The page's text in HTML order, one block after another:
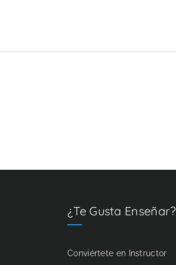
¿Te Gusta Enseñar?
Conviértete en Instructor